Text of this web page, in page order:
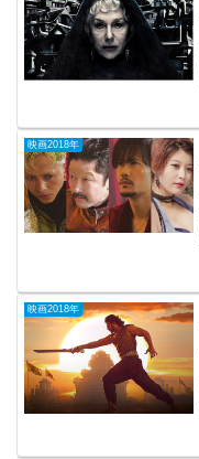
映画2018年
映画2018年